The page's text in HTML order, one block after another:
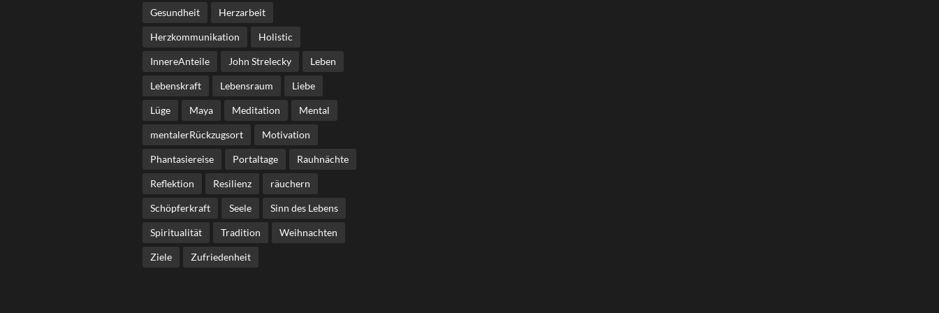
Gesundheit Herzarbeit
Herzkommunikation Holistic
InnereAnteile John Strelecky Leben
Lebenskraft Lebensraum Liebe
Lüge Maya Meditation Mental
mentalerRückzugsort Motivation
Phantasiereise Portaltage Rauhnächte
Reflektion Resilienz räuchern
Schöpferkraft Seele Sinn des Lebens
Spiritualität Tradition Weihnachten
Ziele Zufriedenheit